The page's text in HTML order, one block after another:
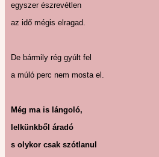
egyszer észrevétlen
az idő mégis elragad.
De bármily rég gyúlt fel
a múló perc nem mosta el.
Még ma is lángoló,
lelkünkből áradó
s olykor csak szótlanul